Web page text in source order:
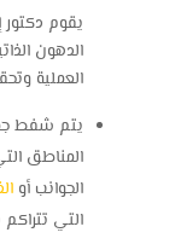
يقوم
الدهون
العملية
يتم شفط
المناطق
الجوانب أو
التي